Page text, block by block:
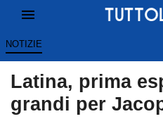
NOTIZIE
Latina, prima
grandi per